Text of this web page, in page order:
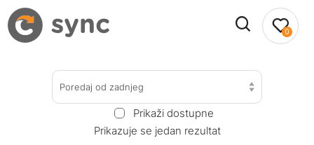
0
Poredaj od zadnjeg
Prikaži dostupne
Prikazuje se jedan rezultat